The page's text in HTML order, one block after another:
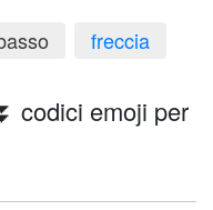
freccia
codici emoji per